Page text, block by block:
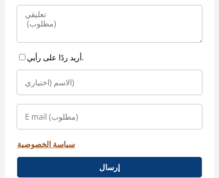
أريد ردًا على رأيي.
سياسة الخصوصية
إرسال